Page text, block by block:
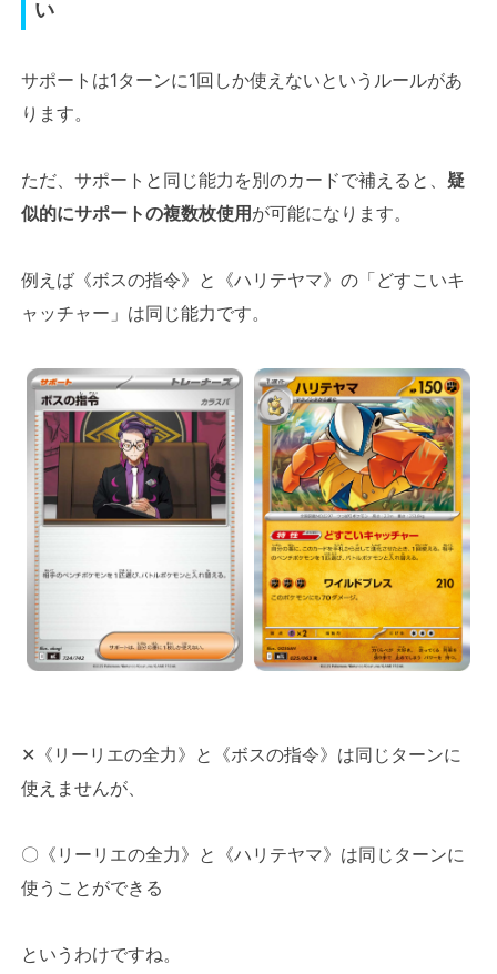
い
サポートは1ターンに1回しか使えないというルールがあ
ります。
ただ、サポートと同じ能力を別のカードで補えると、 疑
似的にサポートの複数枚使用 が可能になります。
例えば《ボスの指令》と《ハリテヤマ》の「どすこいキ
ャッチャー」は同じ能力です。
✕《リーリエの全力》と《ボスの指令》は同じターンに
使えませんが、
〇《リーリエの全力》と《ハリテヤマ》は同じターンに
使うことができる
というわけですね。